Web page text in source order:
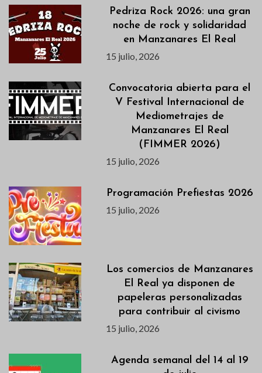
Pedriza Rock 2026: una gran
noche de rock y solidaridad
en Manzanares El Real
15 julio, 2026
Convocatoria abierta para el
V Festival Internacional de
Mediometrajes de
Manzanares El Real
(FIMMER 2026)
15 julio, 2026
Programación Prefiestas 2026
15 julio, 2026
Los comercios de Manzanares
El Real ya disponen de
papeleras personalizadas
para contribuir al civismo
15 julio, 2026
Agenda semanal del 14 al 19